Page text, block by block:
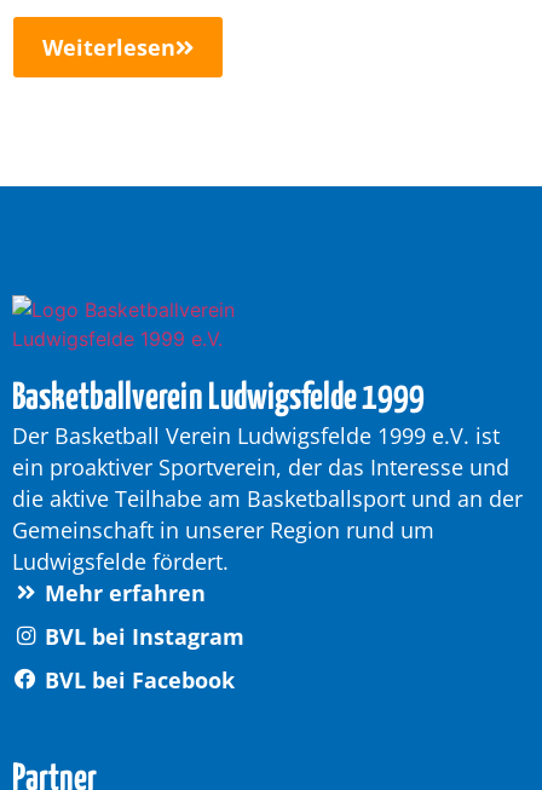
Weiterlesen
Basketballverein Ludwigsfelde 1999
Der Basketball Verein Ludwigsfelde 1999 e.V. ist
ein proaktiver Sportverein, der das Interesse und
die aktive Teilhabe am Basketballsport und an der
Gemeinschaft in unserer Region rund um
Ludwigsfelde fördert.
Mehr erfahren
BVL bei Instagram
BVL bei Facebook
Partner